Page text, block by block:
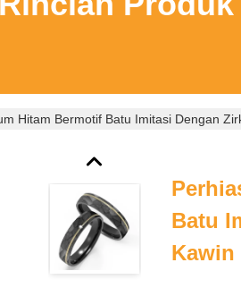
Hitam Bermotif Batu Imitasi Dengan
Batu
Kawin